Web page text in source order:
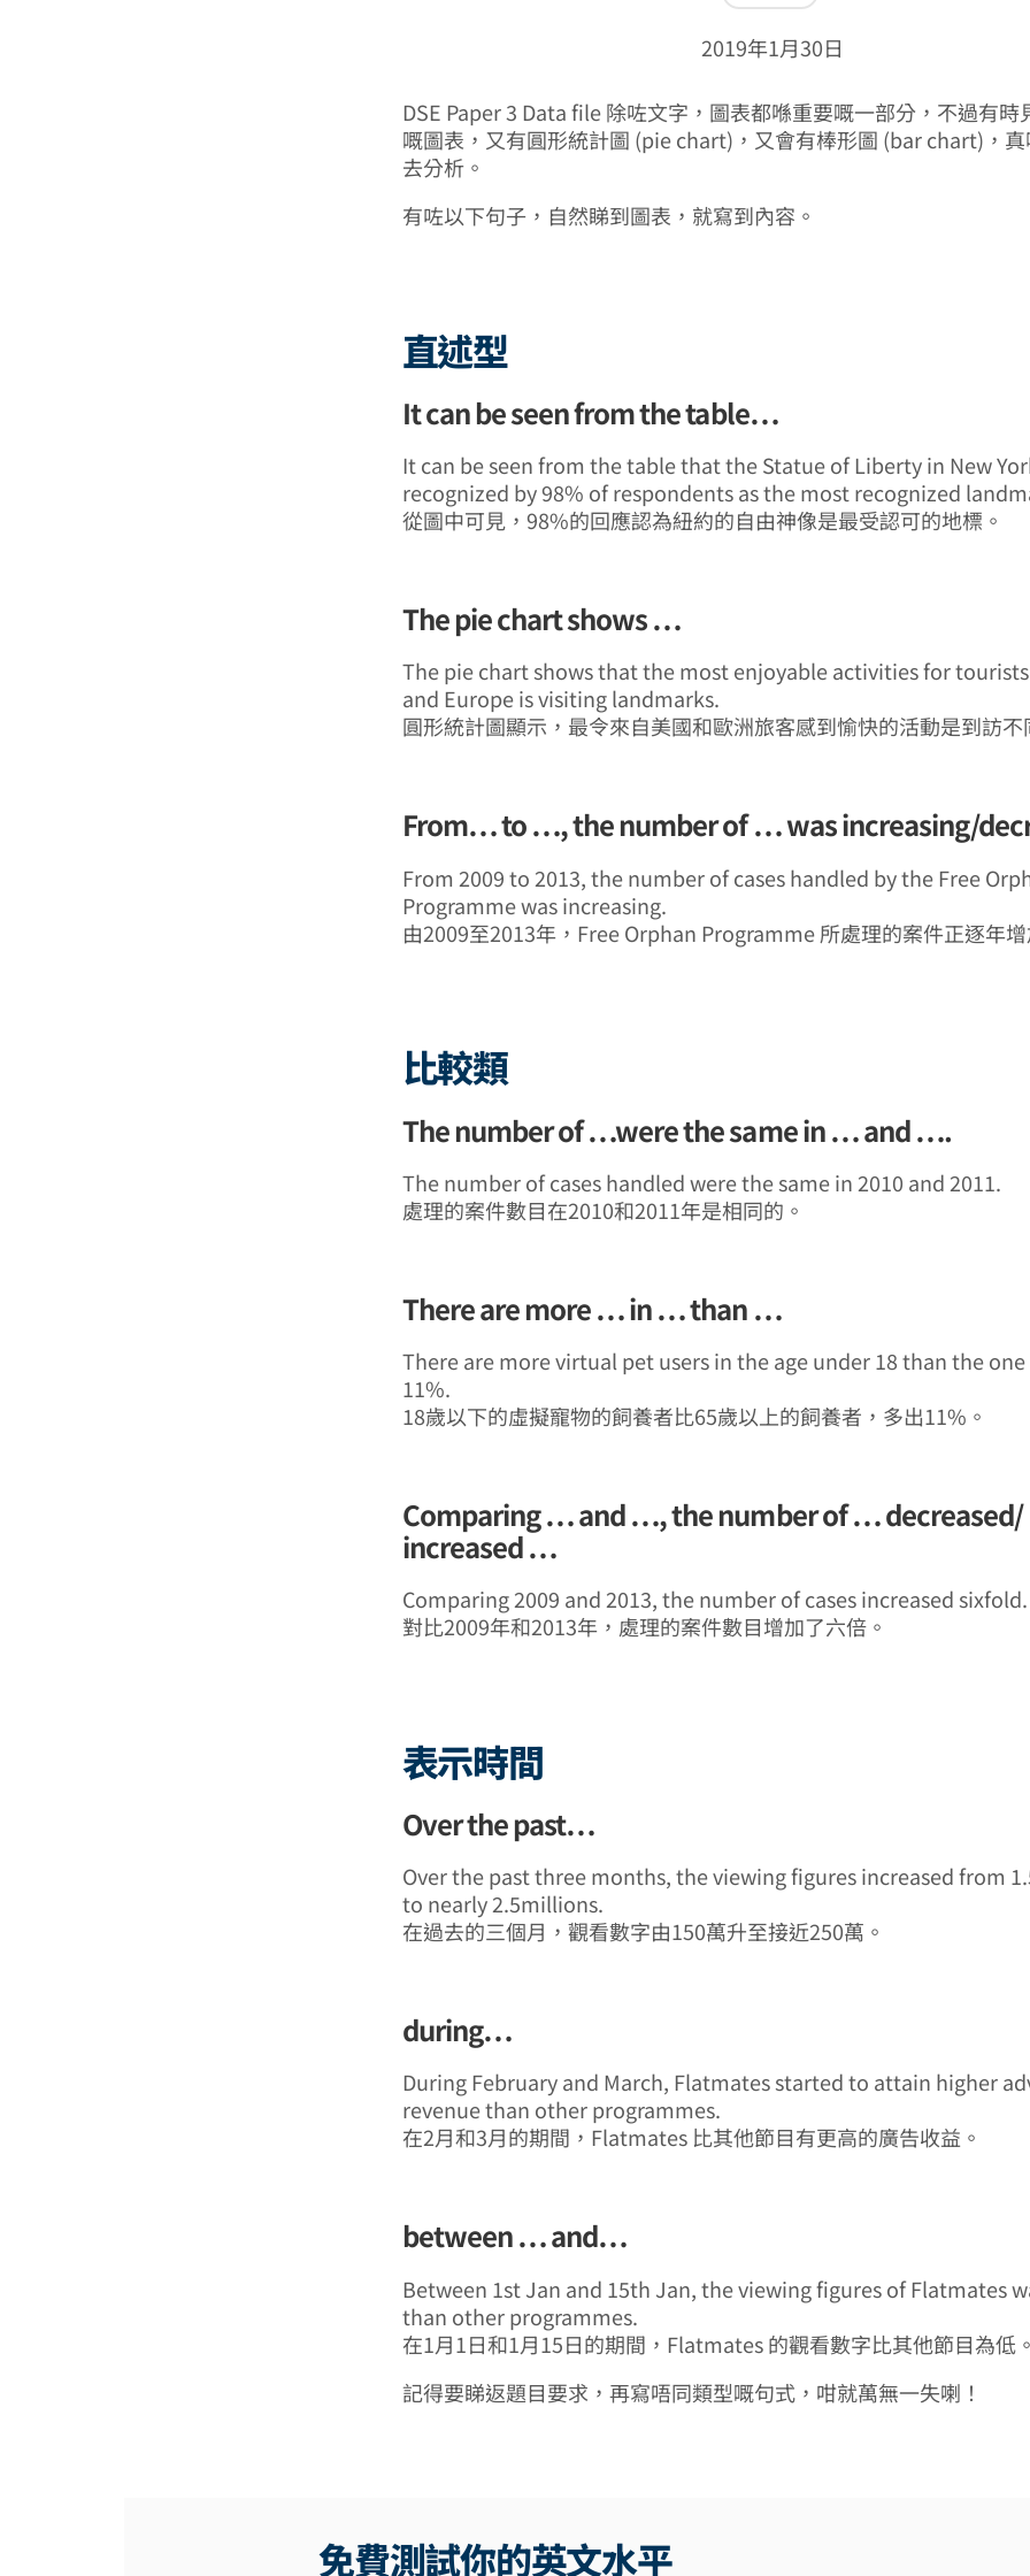
2019年1月30日
DSE Paper 3 Data file 除咗文字，圖表都喺重要嘅一部分，不過有時
嘅圖表，又有圓形統計圖 (pie chart)，又會有棒形圖 (bar chart)，
去分析。
有咗以下句子，自然睇到圖表，就寫到內容。
直述型
It can be seen from the table…
It can be seen from the table that the Statue of Liberty in New
recognized by 98% of respondents as the most recognized
從圖中可見，98%的回應認為紐約的自由神像是最受認可的地標。
The pie chart shows …
The pie chart shows that the most enjoyable activities for
and Europe is visiting landmarks.
圓形統計圖顯示，最令來自美國和歐洲旅客感到愉快的活動是到訪不
From… to …, the number of … was increasing/
From 2009 to 2013, the number of cases handled by the Free
Programme was increasing.
由2009至2013年，Free Orphan Programme 所處理的案件正逐年增
比較類
The number of …were the same in … and ….
The number of cases handled were the same in 2010 and 2011.
處理的案件數目在2010和2011年是相同的。
There are more … in … than …
There are more virtual pet users in the age under 18 than the one
11%.
18歲以下的虛擬寵物的飼養者比65歲以上的飼養者，多出11%。
Comparing … and …, the number of … decreased/
increased …
Comparing 2009 and 2013, the number of cases increased sixfold.
對比2009年和2013年，處理的案件數目增加了六倍。
表示時間
Over the past…
Over the past three months, the viewing figures increased from
to nearly 2.5millions.
在過去的三個月，觀看數字由150萬升至接近250萬。
during…
During February and March, Flatmates started to attain higher
revenue than other programmes.
在2月和3月的期間，Flatmates 比其他節目有更高的廣告收益。
between … and…
Between 1st Jan and 15th Jan, the viewing figures of Flatmates
than other programmes.
在1月1日和1月15日的期間，Flatmates 的觀看數字比其他節目為低。
記得要睇返題目要求，再寫唔同類型嘅句式，咁就萬無一失喇！
免費測試你的英文水平